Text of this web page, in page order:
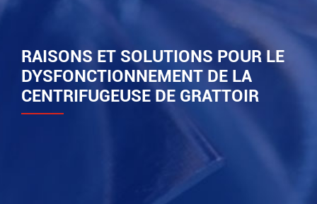
RAISONS ET SOLUTIONS POUR LE
DYSFONCTIONNEMENT DE LA
CENTRIFUGEUSE DE GRATTOIR